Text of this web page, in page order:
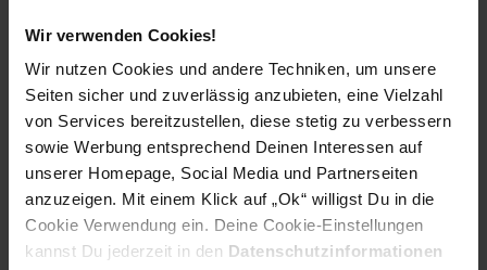
Wir verwenden Cookies!
Wir nutzen Cookies und andere Techniken, um unsere
Seiten sicher und zuverlässig anzubieten, eine Vielzahl
von Services bereitzustellen, diese stetig zu verbessern
sowie Werbung entsprechend Deinen Interessen auf
unserer Homepage, Social Media und Partnerseiten
anzuzeigen. Mit einem Klick auf „Ok“ willigst Du in die
Cookie Verwendung ein. Deine Cookie-Einstellungen
kannst Du jederzeit in den Datenschutzinformationen
PAYBACK
Payback Punkte Basis°Punkte:
132
Extra°Punkte:
0